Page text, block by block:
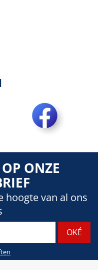
ONZE
hoogte van al ons